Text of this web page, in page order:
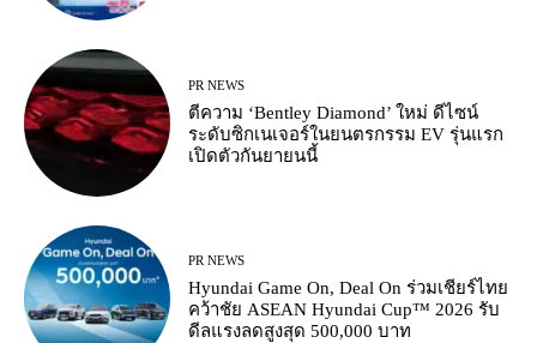
PR NEWS
ตีความ ‘Bentley Diamond’ ใหม่ ดีไซน์
ระดับซิกเนเจอร์ในยนตรกรรม EV รุ่นแรก
เปิดตัวกันยายนนี้
PR NEWS
Hyundai Game On, Deal On ร่วมเชียร์ไทย
คว้าชัย ASEAN Hyundai Cup™ 2026 รับ
ดีลแรงลดสูงสุด 500,000 บาท